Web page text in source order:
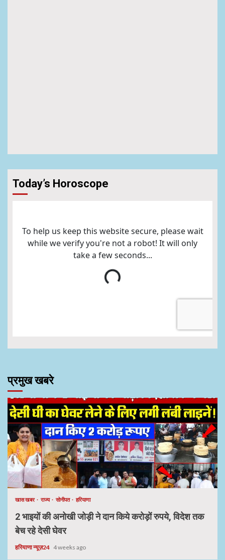
Today’s Horoscope
प्रमुख खबरे
खास खबर राज्य सोनीपत हरियाणा
2 भाइयों की अनोखी जोड़ी ने दान किये करोड़ों रुपये, विदेश तक
बेच रहे देसी घेवर
हरियाणा न्यूज़24 4 weeks ago